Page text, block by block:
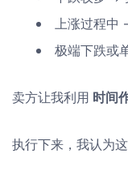
上涨过程中
极端下跌或
卖方让我利用 时间
执行下来，我认为